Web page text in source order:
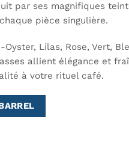
par ses magnifiques
pièce singulière.
Lilas, Rose, Vert,
allient élégance et
à votre rituel café.